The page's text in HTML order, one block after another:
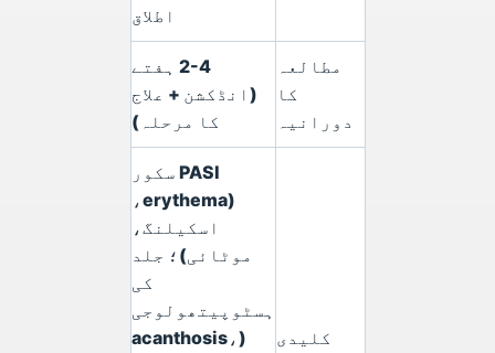
اطلاق
مطالعہ
کا
دورانیہ
2-4 ہفتے
(انڈکشن + علاج
کا مرحلہ)
کلیدی
PASI سکور
(erythema،
اسکیلنگ،
موٹائی)؛ جلد
کی
ہسٹوپیتھولوجی
(acanthosis،